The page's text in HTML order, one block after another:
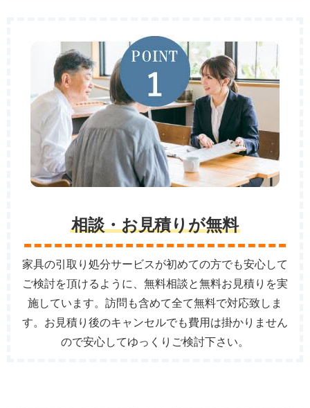
相談・お見積りが無料
家具の引取り処分サービスが初めての方でも安心して
ご検討を頂けるように、無料相談と無料お見積りを実
施しています。訪問も含めて全て無料で対応致しま
す。お見積り後のキャンセルでも費用は掛かりません
ので安心してゆっくりご検討下さい。